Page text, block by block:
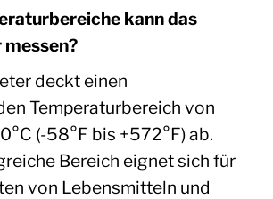
kann das
deckt einen
Temperaturbereich von
(-58°F bis +572°F) ab.
Bereich eignet sich für
von Lebensmitteln und